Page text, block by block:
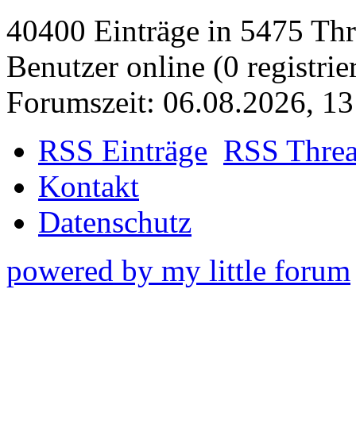
40400 Einträge in 5475
Benutzer online (0
Forumszeit: 06.08.2026,
RSS Einträge RSS
Kontakt
Datenschutz
powered by my little forum